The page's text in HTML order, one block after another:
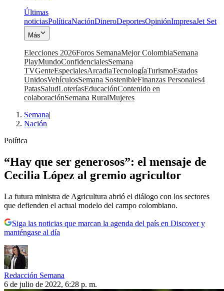
Últimas
noticiasPolíticaNaciónDineroDeportesOpiniónImpresaJet Set
Más
Elecciones 2026Foros SemanaMejor ColombiaSemana
PlayMundoConfidencialesSemana
TVGenteEspecialesArcadiaTecnologíaTurismoEstados
UnidosVehículosSemana SostenibleFinanzas Personales4
PatasSaludLoteríasEducaciónContenido en
colaboraciónSemana RuralMujeres
Semana|
Nación
Política
“Hay que ser generosos”: el mensaje de
Cecilia López al gremio agricultor
La futura ministra de Agricultura abrió el diálogo con los sectores
que defienden el actual modelo del campo colombiano.
Siga las noticias que marcan la agenda del país en Discover y
manténgase al día
Redacción Semana
6 de julio de 2022, 6:28 p. m.